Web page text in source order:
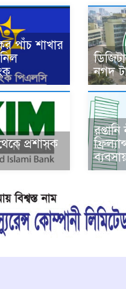
পাঁচ শাখার
নগদ
প্রশাসক